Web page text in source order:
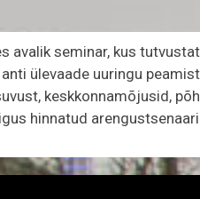
avalik seminar, kus
ülevaade uuringu
keskkonnamõjusid,
hinnatud